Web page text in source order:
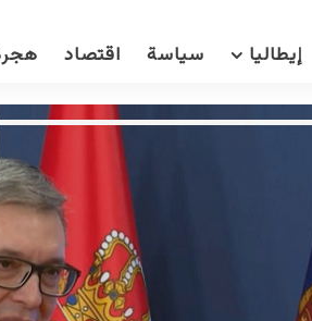
إيطاليا سياسة اقتصاد